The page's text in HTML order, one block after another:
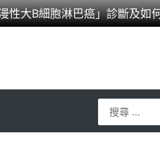
性大B細胞淋巴癌」診斷及如
Search
...